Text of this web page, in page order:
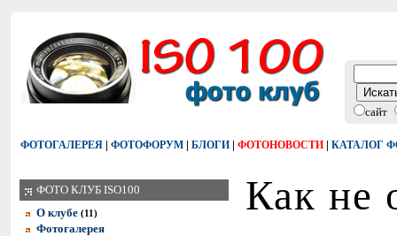
сайт
ФОТОГАЛЕРЕЯ | ФОТОФОРУМ | БЛОГИ | ФОТОНОВОСТИ | КАТАЛОГ
ФОТО КЛУБ ISO100
О клубе (11)
Фотогалерея
Как не